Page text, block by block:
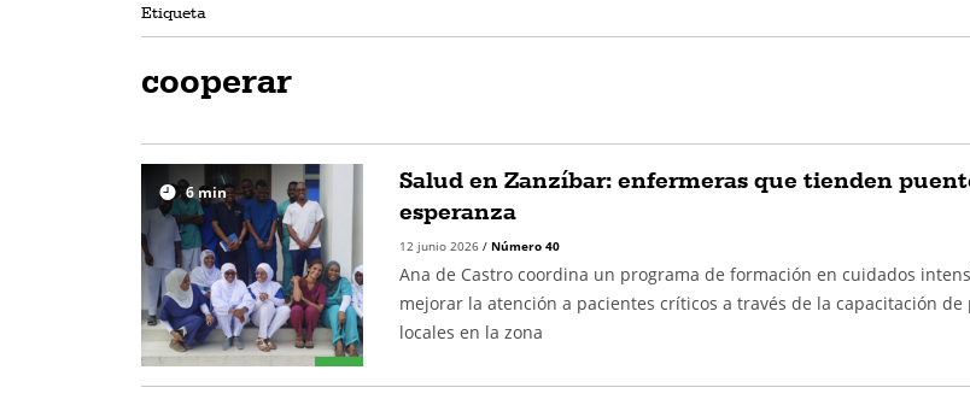
Etiqueta
cooperar
6min
Salud en Zanzíbar: enfermeras que tienden
esperanza
12 junio 2026 / Número 40
Ana de Castro coordina un programa de formación en cuidados
mejorar la atención a pacientes críticos a través de la capacitación de
locales en la zona